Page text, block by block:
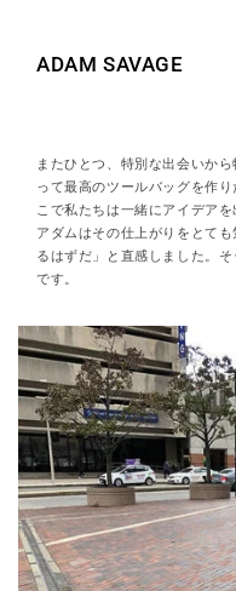
ADAM SAVAGE
またひとつ、特別な出会いか
って最高のツールバッグを作
こで私たちは一緒にアイデアを
アダムはその仕上がりをとて
るはずだ」と直感しました。
です。